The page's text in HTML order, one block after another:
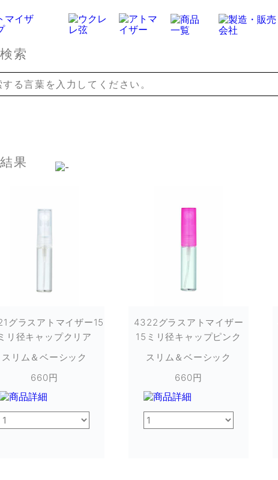
索
果
グラスアトマイザー15
リ径キャップクリア
スリム＆ベーシック
660円
4322グラスアトマイザー
15ミリ径キャップピンク
スリム＆ベーシック
660円